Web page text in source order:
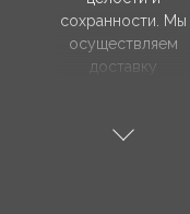
сохранности. Мы
осуществляем
доставку
вами адресу, а